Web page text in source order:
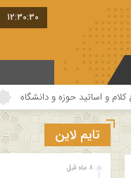
12:30:30
حوزه و دانشگاه
تایم لاین
8 ماه قبل